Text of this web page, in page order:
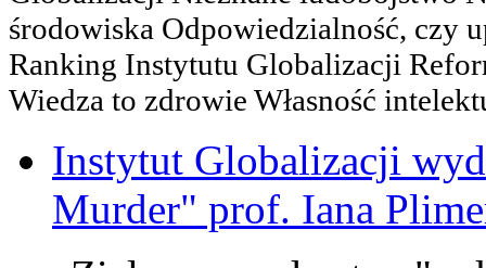
środowiska Odpowiedzialność, czy
Ranking Instytutu Globalizacji
Wiedza to zdrowie Własność
Instytut Globalizacji
Murder" prof. Iana